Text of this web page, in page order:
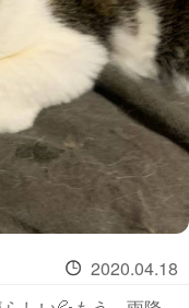
2020.04.18